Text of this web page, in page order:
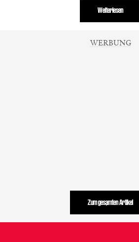
sogar freigeben würde, falls diese
Dauer sind. Gewieft fassen die
Weiterlesen
WERBUNG
Zum gesamten Artikel